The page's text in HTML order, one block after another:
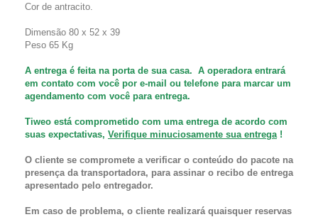
Cor de antracito.
Dimensão 80 x 52 x 39
Peso 65 Kg
A entrega é feita na porta de sua casa. A operadora entrará
em contato com você por e-mail ou telefone para marcar um
agendamento com você para entrega.
Tiweo está comprometido com uma entrega de acordo com
suas expectativas, Verifique minuciosamente sua entrega!
O cliente se compromete a verificar o conteúdo do pacote na
presença da transportadora, para assinar o recibo de entrega
apresentado pelo entregador.
Em caso de problema, o cliente realizará quaisquer reservas